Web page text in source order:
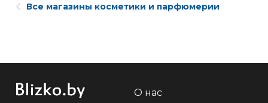
Все магазины косметики и парфюмерии
О нас